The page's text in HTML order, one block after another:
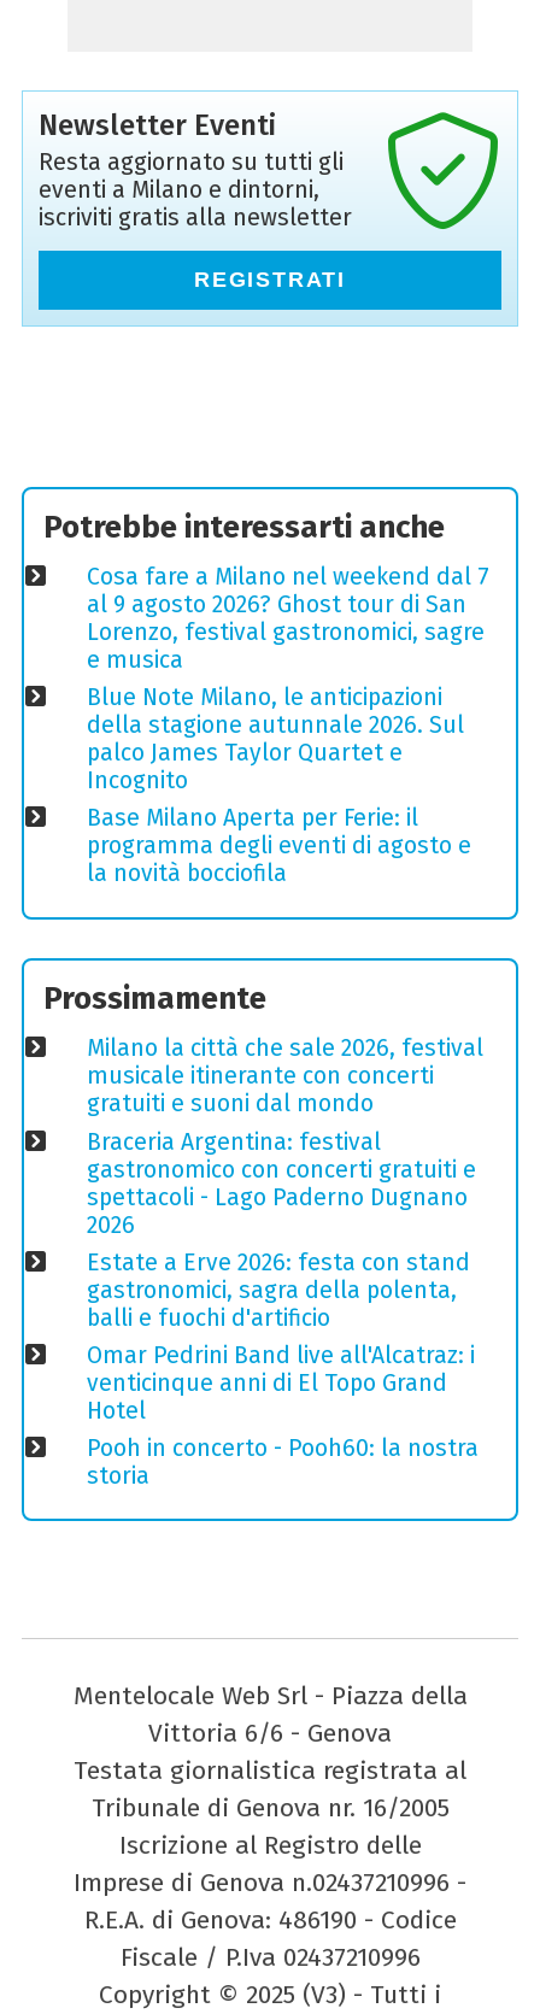
Newsletter Eventi
Resta aggiornato su tutti gli
eventi a Milano e dintorni,
iscriviti gratis alla newsletter
REGISTRATI
Potrebbe interessarti anche
Cosa fare a Milano nel weekend dal 7
al 9 agosto 2026? Ghost tour di San
Lorenzo, festival gastronomici, sagre
e musica
Blue Note Milano, le anticipazioni
della stagione autunnale 2026. Sul
palco James Taylor Quartet e
Incognito
Base Milano Aperta per Ferie: il
programma degli eventi di agosto e
la novità bocciofila
Prossimamente
Milano la città che sale 2026, festival
musicale itinerante con concerti
gratuiti e suoni dal mondo
Braceria Argentina: festival
gastronomico con concerti gratuiti e
spettacoli - Lago Paderno Dugnano
2026
Estate a Erve 2026: festa con stand
gastronomici, sagra della polenta,
balli e fuochi d'artificio
Omar Pedrini Band live all'Alcatraz: i
venticinque anni di El Topo Grand
Hotel
Pooh in concerto - Pooh60: la nostra
storia
Mentelocale Web Srl - Piazza della
Vittoria 6/6 - Genova
Testata giornalistica registrata al
Tribunale di Genova nr. 16/2005
Iscrizione al Registro delle
Imprese di Genova n.02437210996 -
R.E.A. di Genova: 486190 - Codice
Fiscale / P.Iva 02437210996
Copyright © 2025 (V3) - Tutti i